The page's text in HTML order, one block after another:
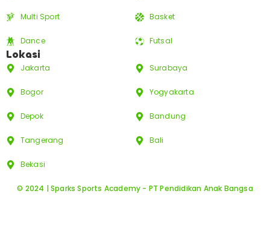
Multi Sport
Dance
Basket
Futsal
Lokasi
Jakarta
Bogor
Depok
Tangerang
Bekasi
Surabaya
Yogyakarta
Bandung
Bali
© 2024 | Sparks Sports Academy - PT Pendidikan Anak Bangsa